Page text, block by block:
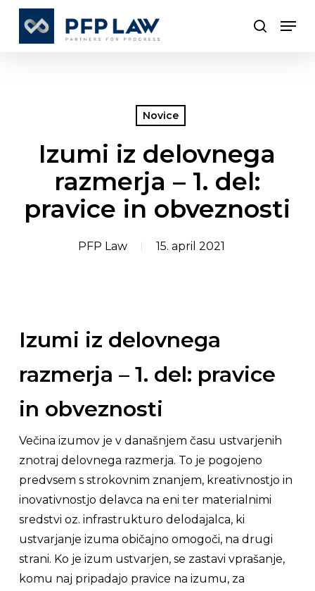
Skip
main
search
Novice
Izumi iz delovnega
razmerja – 1. del:
pravice in obveznosti
PFP Law 15. april 2021
Izumi iz delovnega
razmerja – 1. del: pravice
in obveznosti
Večina izumov je v današnjem času ustvarjenih
znotraj delovnega razmerja. To je pogojeno
predvsem s strokovnim znanjem, kreativnostjo in
inovativnostjo delavca na eni ter materialnimi
sredstvi oz. infrastrukturo delodajalca, ki
ustvarjanje izuma običajno omogoči, na drugi
strani. Ko je izum ustvarjen, se zastavi vprašanje,
komu naj pripadajo pravice na izumu, za